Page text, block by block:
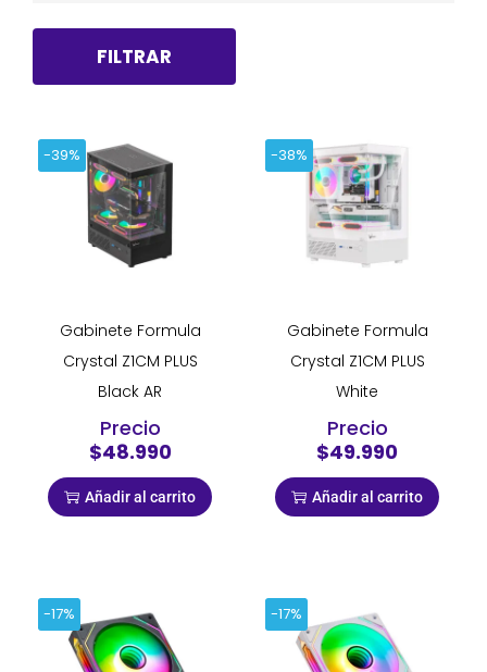
FILTRAR
-39%
Gabinete Formula
Crystal Z1CM PLUS
Black AR
Precio
$48.990
Añadir al carrito
-38%
Gabinete Formula
Crystal Z1CM PLUS
White
Precio
$49.990
Añadir al carrito
-17% -17%